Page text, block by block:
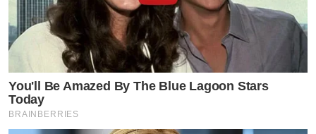
You'll Be Amazed By The Blue Lagoon Stars
Today
BRAINBERRIES